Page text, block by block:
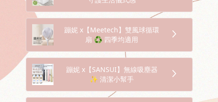
蹦妮 x【Meetech】雙風球循環
扇 ♻️ 四季均適用
蹦妮 x【SANSUI】無線吸塵器
✨ 清潔小幫手